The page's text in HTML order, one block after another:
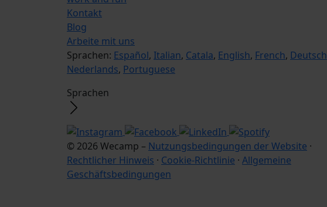
Kontakt
Blog
Arbeite mit uns
Sprachen: Español, Italian, Catala, English, French, Deutsch
Nederlands, Portuguese
Sprachen
© 2026 Wecamp – Nutzungsbedingungen der Website ·
Rechtlicher Hinweis · Cookie-Richtlinie · Allgemeine
Geschäftsbedingungen